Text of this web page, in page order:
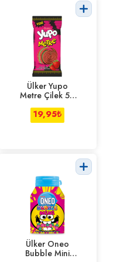
Ülker Yupo
Metre Çilek 50
g
19,95₺
Ülker Oneo
Bubble Mini